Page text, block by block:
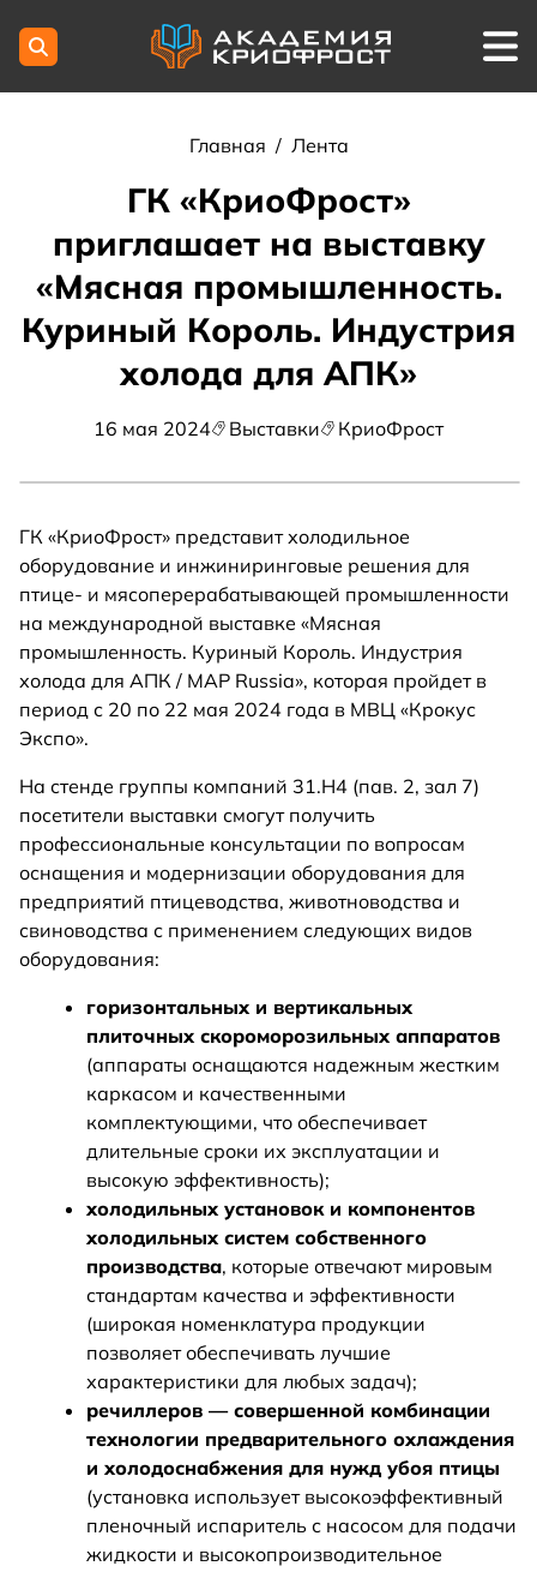
Главная / Лента
ГК «КриоФрост»
приглашает на выставку
«Мясная промышленность.
Куриный Король. Индустрия
холода для АПК»
16 мая 2024 Выставки КриоФрост
ГК «КриоФрост» представит холодильное
оборудование и инжиниринговые решения для
птице- и мясоперерабатывающей промышленности
на международной выставке «Мясная
промышленность. Куриный Король. Индустрия
холода для АПК / MAP Russia», которая пройдет в
период с 20 по 22 мая 2024 года в МВЦ «Крокус
Экспо».
На стенде группы компаний 31.H4 (пав. 2, зал 7)
посетители выставки смогут получить
профессиональные консультации по вопросам
оснащения и модернизации оборудования для
предприятий птицеводства, животноводства и
свиноводства с применением следующих видов
оборудования:
горизонтальных и вертикальных
плиточных скороморозильных аппаратов
(аппараты оснащаются надежным жестким
каркасом и качественными
комплектующими, что обеспечивает
длительные сроки их эксплуатации и
высокую эффективность);
холодильных установок и компонентов
холодильных систем собственного
производства, которые отвечают мировым
стандартам качества и эффективности
(широкая номенклатура продукции
позволяет обеспечивать лучшие
характеристики для любых задач);
речиллеров — совершенной комбинации
технологии предварительного охлаждения
и холодоснабжения для нужд убоя птицы
(установка использует высокоэффективный
пленочный испаритель с насосом для подачи
жидкости и высокопроизводительное